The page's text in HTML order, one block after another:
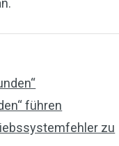
führen
zu